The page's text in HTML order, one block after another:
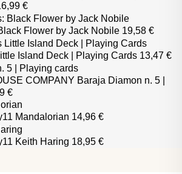
€
Flower by Jack Nobile 19,58 €
Island Deck | Playing Cards 13,47 €
COMPANY Baraja Diamon n. 5 |
€
Mandalorian 14,96 €
Keith Haring 18,95 €